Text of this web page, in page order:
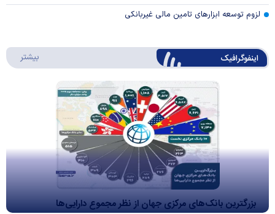
لزوم توسعه ابزارهای تامین مالی غیربانکی
اینفوگرافیک بیشتر
بزرگترین بانک‌های مرکزی جهان از نظر مجموع دارایی‌ها